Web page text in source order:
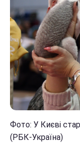
Фото: У Києві
(РБК-Україна)